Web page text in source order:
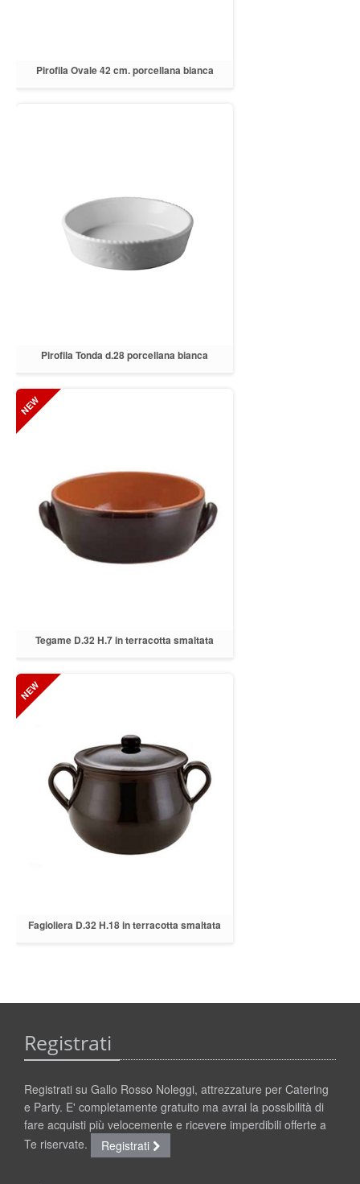
Pirofila Ovale 42 cm. porcellana bianca
Pirofila Tonda d.28 porcellana bianca
Tegame D.32 H.7 in terracotta smaltata
Fagioliera D.32 H.18 in terracotta smaltata
Registrati
Registrati su Gallo Rosso Noleggi, attrezzature per Catering
e Party. E' completamente gratuito ma avrai la possibilità di
fare acquisti più velocemente e ricevere imperdibili offerte a
Te riservate.
Registrati